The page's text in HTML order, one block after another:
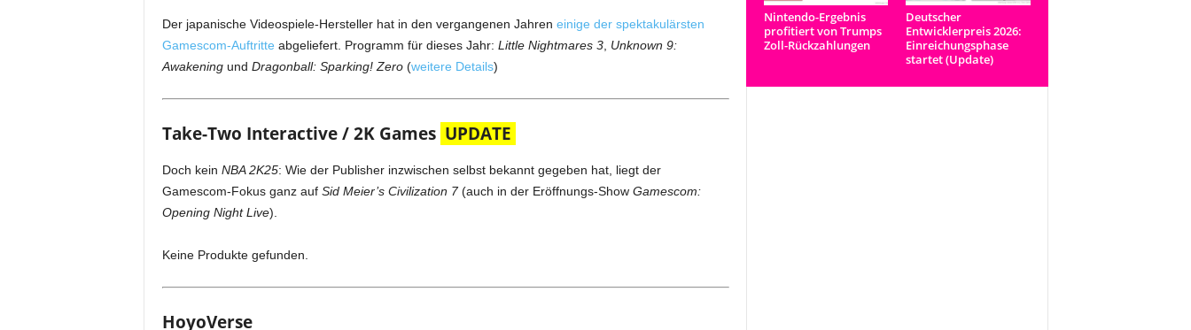
Der japanische Videospiele-Hersteller hat in den vergangenen Jahren einige der spektakulärsten
Gamescom-Auftritte abgeliefert. Programm für dieses Jahr: Little Nightmares 3, Unknown 9:
Awakeningund Dragonball: Sparking! Zero(weitere Details)
Take-Two Interactive / 2K Games UPDATE
Doch kein NBA 2K25: Wie der Publisher inzwischen selbst bekannt gegeben hat, liegt der
Gamescom-Fokus ganz auf Sid Meier’s Civilization 7(auch in der Eröffnungs-Show Gamescom:
Opening Night Live).
Keine Produkte gefunden.
HoyoVerse
Nintendo-Ergebnis
profitiert von Trumps
Zoll-Rückzahlungen
Deutscher
Entwicklerpreis 2026:
Einreichungsphase
startet (Update)